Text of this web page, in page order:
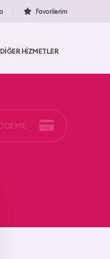
Favorilerim
DİĞER HİZMETLER